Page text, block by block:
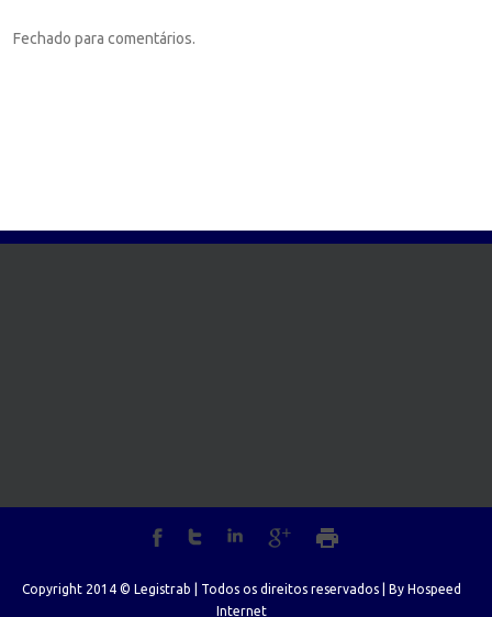
Fechado para comentários.
Copyright 2014 © Legistrab | Todos os direitos reservados | By Hospeed
Internet